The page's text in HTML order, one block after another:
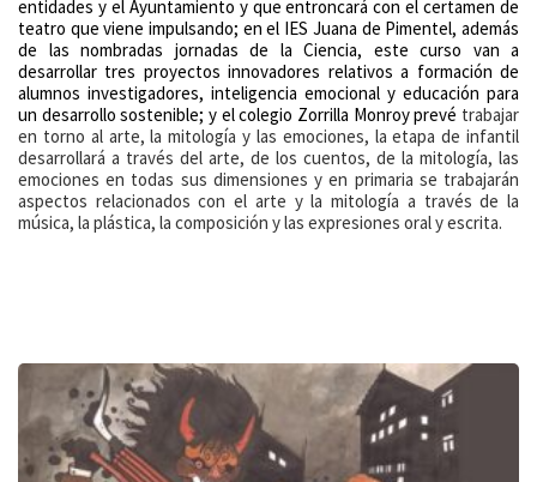
entidades y el Ayuntamiento y que entroncará con el certamen de
teatro que viene impulsando; en el IES Juana de Pimentel, además
de las nombradas jornadas de la Ciencia, este curso van a
desarrollar tres proyectos innovadores relativos a formación de
alumnos investigadores, inteligencia emocional y educación para
un desarrollo sostenible; y el colegio Zorrilla Monroy prevé trabajar
en torno al arte, la mitología y las emociones, la etapa de infantil
desarrollará a través del arte, de los cuentos, de la mitología, las
emociones en todas sus dimensiones y en primaria se trabajarán
aspectos relacionados con el arte y la mitología a través de la
música, la plástica, la composición y las expresiones oral y escrita.